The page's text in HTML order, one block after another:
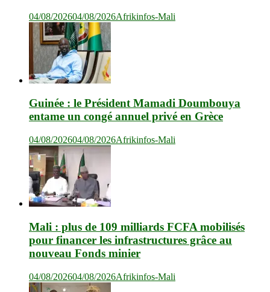
04/08/202604/08/2026Afrikinfos-Mali
Guinée : le Président Mamadi Doumbouya
entame un congé annuel privé en Grèce
04/08/202604/08/2026Afrikinfos-Mali
Mali : plus de 109 milliards FCFA mobilisés
pour financer les infrastructures grâce au
nouveau Fonds minier
04/08/202604/08/2026Afrikinfos-Mali